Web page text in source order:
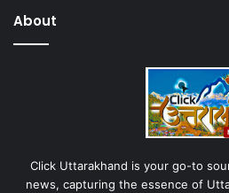
About
Click Uttarakhand is your go-to
news, capturing the essence of